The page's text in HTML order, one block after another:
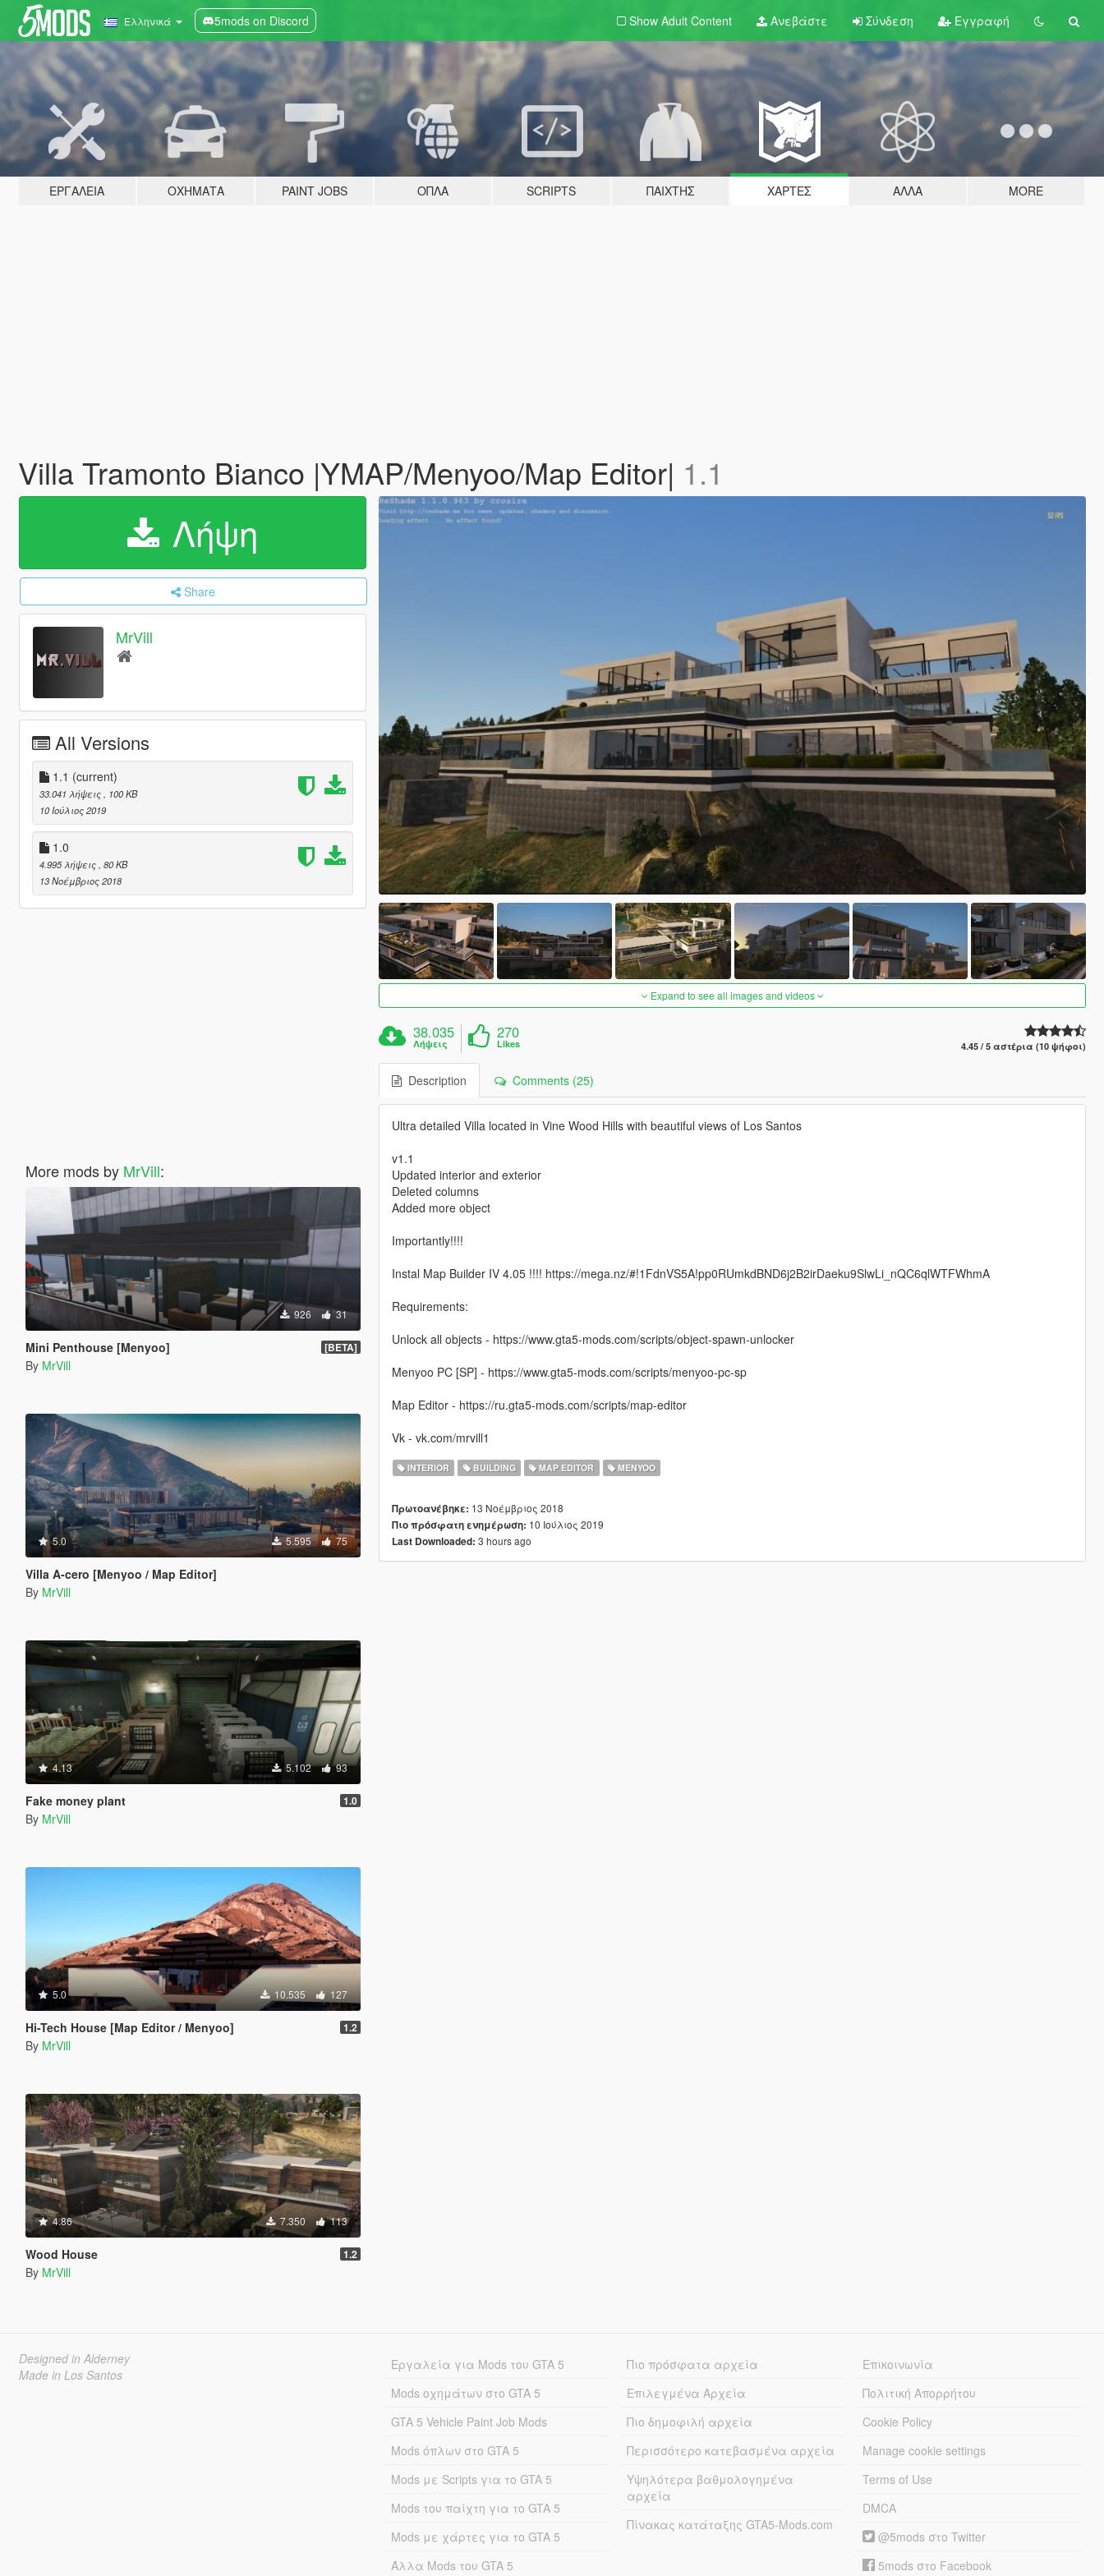
Ελληνικά 5mods on Discord Show Adult Content Ανεβάστε Σύνδεση Εγγραφή
ΕΡΓΑΛΕΊΑ ΟΧΉΜΑΤΑ PAINT JOBS ΌΠΛΑ SCRIPTS ΠΑΊΧΤΗΣ ΧΆΡΤΕΣ ΆΛΛΑ MORE
Villa Tramonto Bianco |YMAP/Menyoo/Map Editor| 1.1
Λήψη
Share
MrVill
All Versions
1.1 (current)
33.041 λήψεις
, 100 KB
10 Ιούλιος 2019
1.0
4.995 λήψεις , 80 KB
13 Νοέμβριος 2018
More mods by MrVill:
926 31
Mini Penthouse [Menyoo] [BETA]
By MrVill
5.0 5.595 75
Villa A-cero [Menyoo / Map Editor]
By MrVill
4.13 5.102 93
Fake money plant 1.0
By MrVill
5.0 10.535 127
Hi-Tech House [Map Editor / Menyoo] 1.2
By MrVill
4.86 7.350 113
Wood House 1.2
By MrVill
Expand to see all images and videos
38.035
Λήψεις
270
Likes 4.45 / 5 αστέρια (10 ψήφοι)
Description Comments (25)
Ultra detailed Villa located in Vine Wood Hills with beautiful views of Los Santos
v1.1
Updated interior and exterior
Deleted columns
Added more object
Importantly!!!!
Instal Map Builder IV 4.05 !!!! https://mega.nz/#!1FdnVS5A!pp0RUmkdBND6j2B2irDaeku9SlwLi_nQC6qlWTFWhmA
Requirements:
Unlock all objects - https://www.gta5-mods.com/scripts/object-spawn-unlocker
Menyoo PC [SP] - https://www.gta5-mods.com/scripts/menyoo-pc-sp
Map Editor - https://ru.gta5-mods.com/scripts/map-editor
Vk - vk.com/mrvill1
INTERIOR BUILDING MAP EDITOR MENYOO
Πρωτοανέβηκε: 13 Νοέμβριος 2018
Πιο πρόσφατη ενημέρωση: 10 Ιούλιος 2019
Last Downloaded: 3 hours ago
Designed in Alderney
Made in Los Santos
Εργαλεία για Mods του GTA 5
Mods οχημάτων στο GTA 5
GTA 5 Vehicle Paint Job Mods
Mods όπλων στο GTA 5
Mods με Scripts για το GTA 5
Mods του παίχτη για το GTA 5
Mods με χάρτες για το GTA 5
Άλλα Mods του GTA 5
Πιο πρόσφατα αρχεία
Επιλεγμένα Αρχεία
Πιο δημοφιλή αρχεία
Περισσότερο κατεβασμένα αρχεία
Υψηλότερα βαθμολογημένα
αρχεία
Πίνακας κατάταξης GTA5-Mods.com
Επικοινωνία
Πολιτική Απορρήτου
Cookie Policy
Manage cookie settings
Terms of Use
DMCA
@5mods στο Twitter
5mods στο Facebook